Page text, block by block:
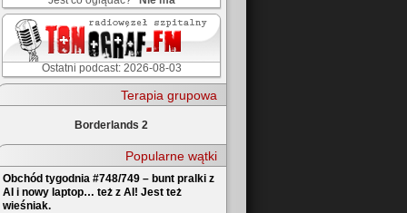
Ostatni podcast: 2026-08-03
Terapia grupowa
Borderlands 2
Popularne wątki
Obchód tygodnia #748/749 – bunt pralki z
AI i nowy laptop… też z AI! Jest też
wieśniak.